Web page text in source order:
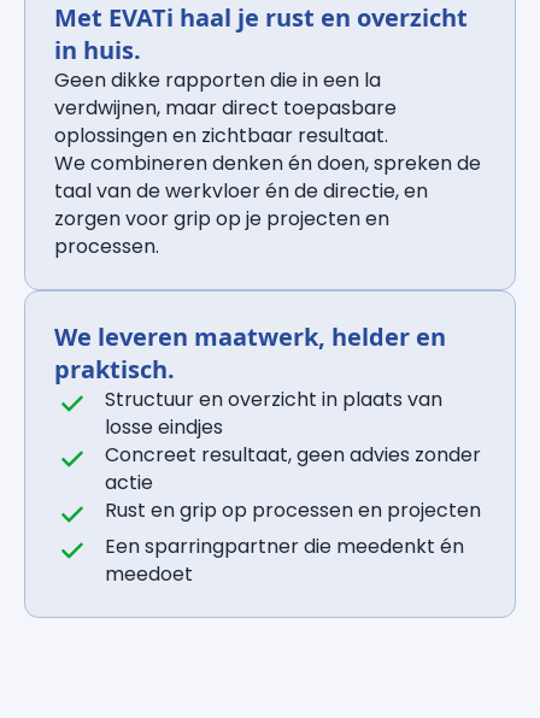
Met EVATi haal je rust en overzicht
in huis.
Geen dikke rapporten die in een la
verdwijnen, maar direct toepasbare
oplossingen en zichtbaar resultaat.
We combineren denken én doen, spreken de
taal van de werkvloer én de directie, en
zorgen voor grip op je projecten en
processen.
We leveren maatwerk, helder en
praktisch.
Structuur en overzicht in plaats van
losse eindjes
Concreet resultaat, geen advies zonder
actie
Rust en grip op processen en projecten
Een sparringpartner die meedenkt én
meedoet